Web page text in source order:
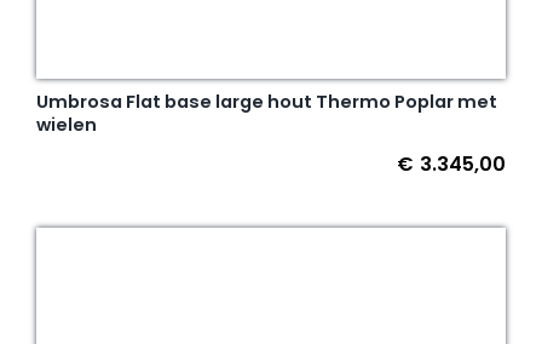
Umbrosa Flat base large hout Thermo Poplar met
wielen
€ 3.345,00